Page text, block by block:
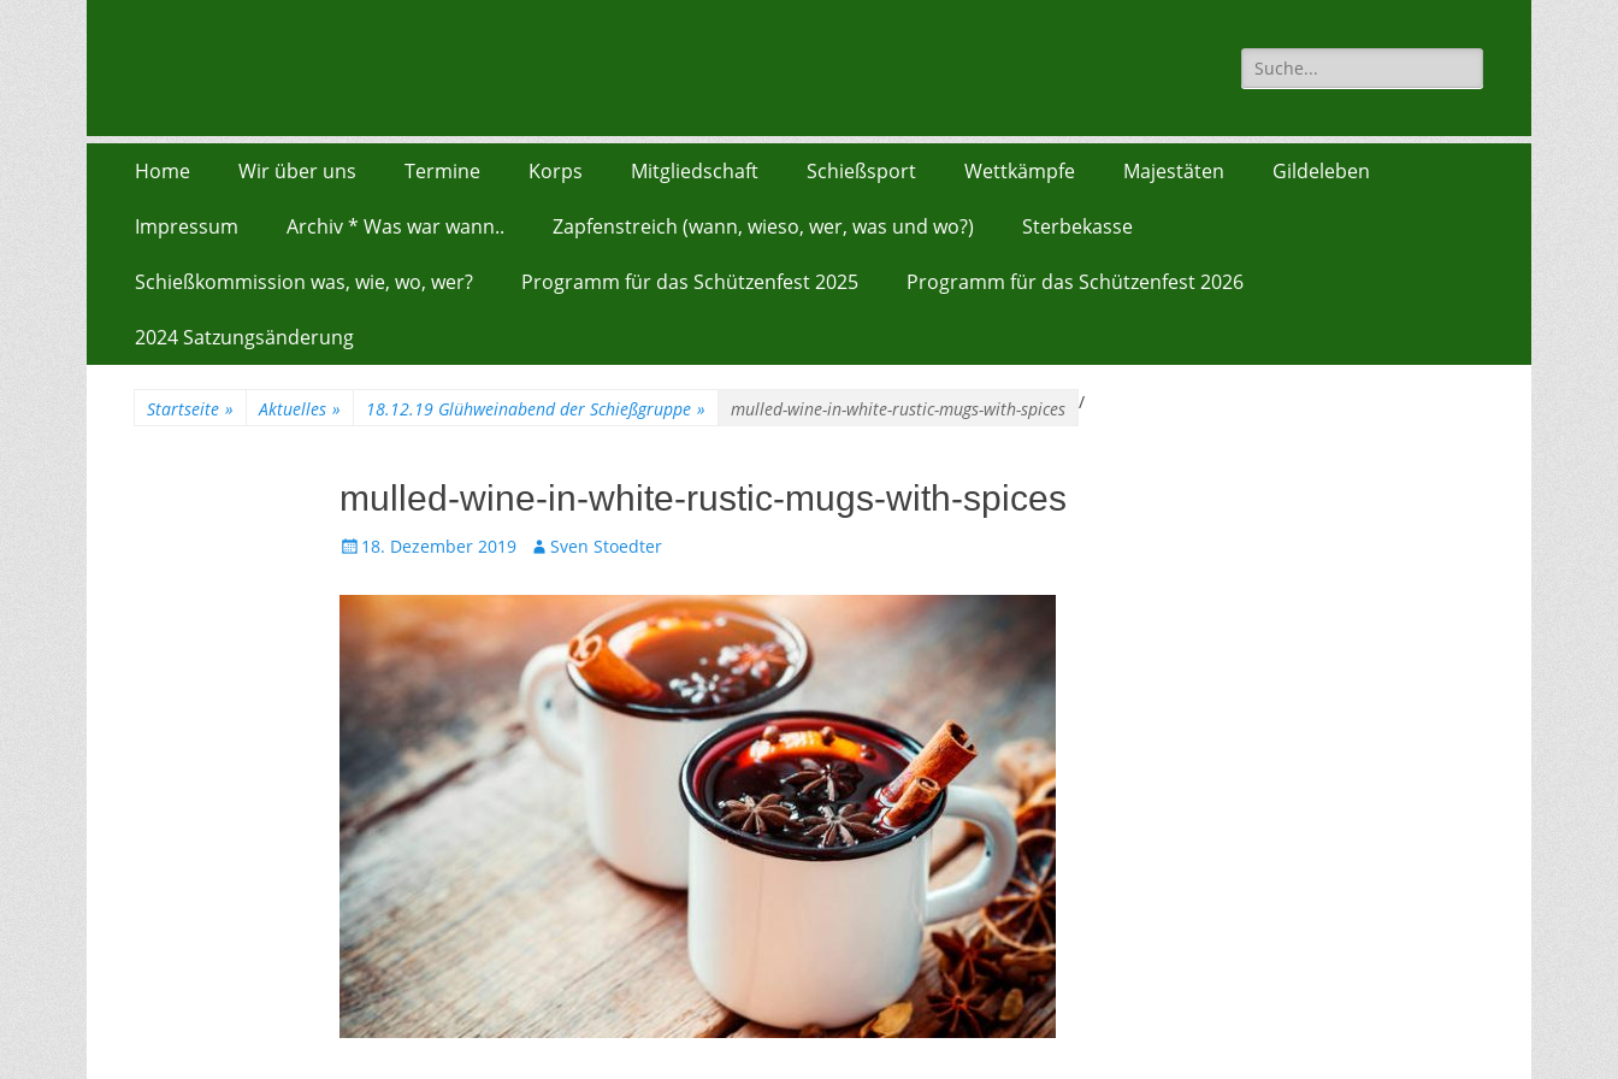
Suche
für:
Erstes Menü
Inhalt:
Home Wir über uns Termine Korps Mitgliedschaft Schießsport Wettkämpfe Majestäten Gildeleben
Impressum Archiv * Was war wann.. Zapfenstreich (wann, wieso, wer, was und wo?) Sterbekasse
Schießkommission was, wie, wo, wer? Programm für das Schützenfest 2025 Programm für das Schützenfest 2026
2024 Satzungsänderung
Startseite » Aktuelles » /
18.12.19 Glühweinabend der Schießgruppe » mulled-wine-in-white-rustic-mugs-with-spices
mulled-wine-in-white-rustic-mugs-with-spices
Gepostet
18. Dezember 2019 AutorSven Stoedter